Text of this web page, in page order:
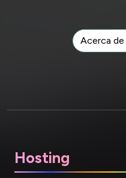
Acerca
Hosting